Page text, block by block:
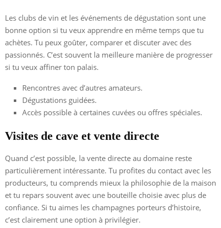
Les clubs de vin et les événements de dégustation sont une
bonne option si tu veux apprendre en même temps que tu
achètes. Tu peux goûter, comparer et discuter avec des
passionnés. C’est souvent la meilleure manière de progresser
si tu veux affiner ton palais.
Rencontres avec d’autres amateurs.
Dégustations guidées.
Accès possible à certaines cuvées ou offres spéciales.
Visites de cave et vente directe
Quand c’est possible, la vente directe au domaine reste
particulièrement intéressante. Tu profites du contact avec les
producteurs, tu comprends mieux la philosophie de la maison
et tu repars souvent avec une bouteille choisie avec plus de
confiance. Si tu aimes les champagnes porteurs d’histoire,
c’est clairement une option à privilégier.